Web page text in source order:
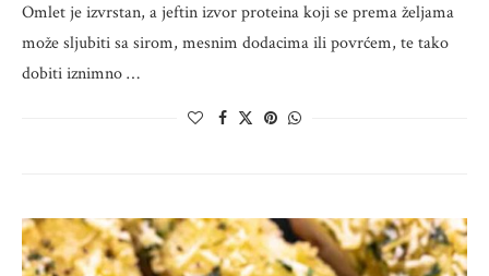
Omlet je izvrstan, a jeftin izvor proteina koji se prema željama
može sljubiti sa sirom, mesnim dodacima ili povrćem, te tako
dobiti iznimno …